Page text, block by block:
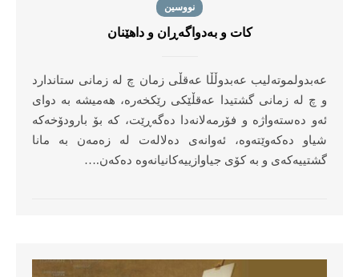
نووسین
كات و بەدواگەڕان و داهێنان
عەبدولموتەلیب عەبدوڵڵا عەقڵی زمان چ لە زمانی ستاندارد
و چ لە زمانی گشتیدا عەقڵێكی رێكخەرە، هەمیشە بە دوای
ئەو دەستەواژە و فۆرمەلانەدا دەگەڕێت، كە بۆ بارودۆخەكە
شیاو دەكەوێتەوە، ئەوانەی دەلالەت لە زەمەن بە مانا
گشتییەكەی و بە كۆی جیاوازییەكانیانەوە دەكەن.…